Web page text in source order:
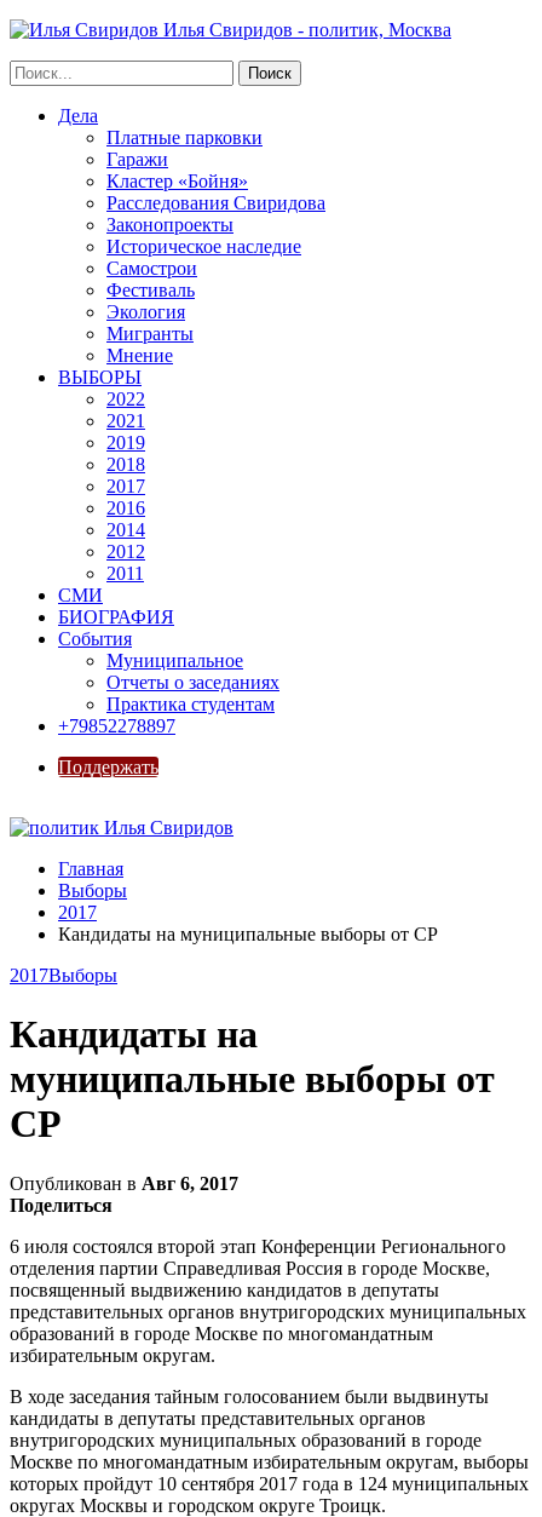
Илья Свиридов - политик, Москва
Дела
Платные парковки
Гаражи
Кластер «Бойня»
Расследования Свиридова
Законопроекты
Историческое наследие
Самострои
Фестиваль
Экология
Мигранты
Мнение
ВЫБОРЫ
2022
2021
2019
2018
2017
2016
2014
2012
2011
СМИ
БИОГРАФИЯ
События
Муниципальное
Отчеты о заседаниях
Практика студентам
+79852278897
Поддержать
Главная
Выборы
2017
Кандидаты на муниципальные выборы от СР
2017Выборы
Кандидаты на
муниципальные выборы от
СР
Опубликован в Авг 6, 2017
Поделиться
6 июля состоялся второй этап Конференции Регионального
отделения партии Справедливая Россия в городе Москве,
посвященный выдвижению кандидатов в депутаты
представительных органов внутригородских муниципальных
образований в городе Москве по многомандатным
избирательным округам.
В ходе заседания тайным голосованием были выдвинуты
кандидаты в депутаты представительных органов
внутригородских муниципальных образований в городе
Москве по многомандатным избирательным округам, выборы
которых пройдут 10 сентября 2017 года в 124 муниципальных
округах Москвы и городском округе Троицк.